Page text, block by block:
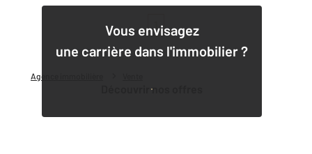
Agence immobilière
Vous envisagez
une carrière dans l'immobilier ?
Découvrir nos offres
1